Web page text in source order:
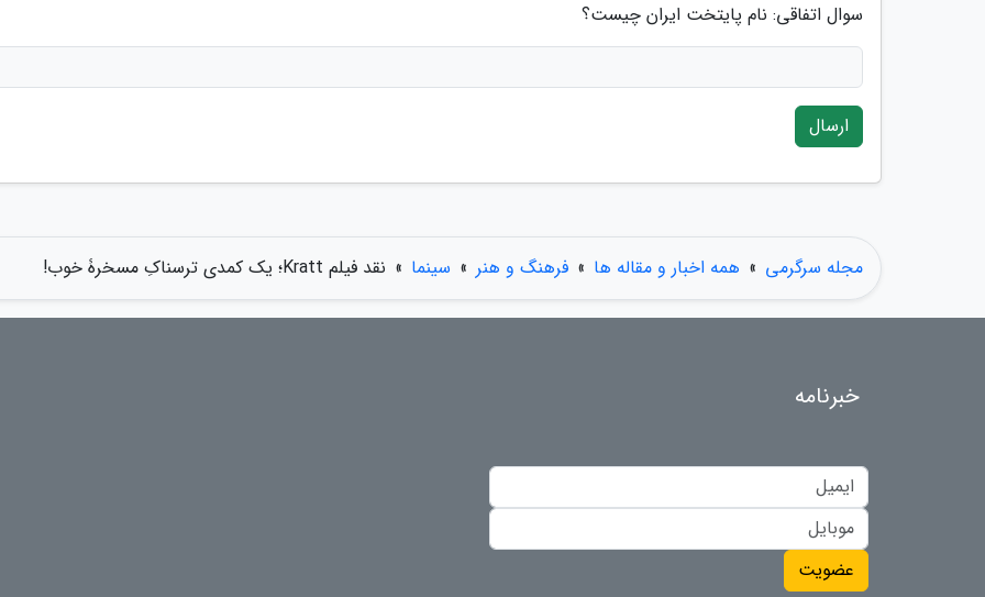
سوال اتفاقی: نام پایتخت ایران چیست؟
ارسال
مجله سرگرمی » همه اخبار و مقاله ها » فرهنگ و هنر » سینما » نقد فیلم Kratt؛ یک کمدی ترسناکِ مسخرۀ خوب!
خبرنامه
عضویت